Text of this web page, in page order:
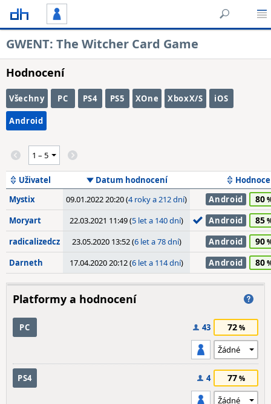
GWENT: The Witcher Card Game
Hodnocení
Všechny PC PS4 PS5 XOne XboxX/S iOS
Android
Uživatel Datum hodnocení
Mystix
09.01.2022 20:20 (4 roky a 212 dní) Android 80
Moryart 22.03.2021 11:49 (5 let a 140 dní) Android 85
radicalizedcz 23.05.2020 13:52 (6 let a 78 dní) Android 90
Darneth 17.04.2020 20:12 (6 let a 114 dní) Android 80
Platformy a hodnocení
PC 43 72
PS4 4 77